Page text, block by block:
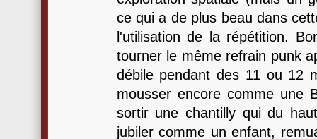
ce qui a de plus beau dans
l'utilisation de la répétition.
tourner le même refrain punk
débile pendant des 11 ou 12
mousser encore comme une
sortir une chantilly qui du
jubiler comme un enfant,